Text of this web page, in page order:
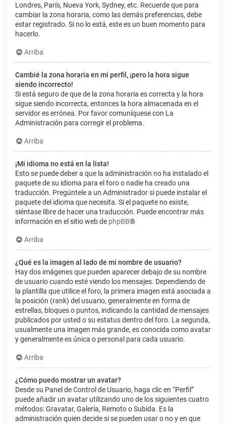
Londres, París, Nueva York, Sydney, etc. Recuerde que para
cambiar la zona horaria, como las demás preferencias, debe
estar registrado. Si no lo está, este es un buen momento para
hacerlo.
Arriba
Cambié la zona horaria en mi perfil, ¡pero la hora sigue
siendo incorrecto!
Si está seguro de que de la zona horaria es correcta y la hora
sigue siendo incorrecta, entonces la hora almacenada en el
servidor es errónea. Por favor comuníquese con La
Administración para corregir el problema.
Arriba
¡Mi idioma no está en la lista!
Esto se puede deber a que la administración no ha instalado el
paquete de su idioma para el foro o nadie ha creado una
traducción. Pregúntele a un Administrador si puede instalar el
paquete del idioma que necesita. Si el paquete no existe,
siéntase libre de hacer una traducción. Puede encontrar más
información en el sitio web de phpBB®
Arriba
¿Qué es la imagen al lado de mi nombre de usuario?
Hay dos imágenes que pueden aparecer debajo de su nombre
de usuario cuando esté viendo los mensajes. Dependiendo de
la plantilla que utilice el foro, la primera imagen está asociada a
la posición (rank) del usuario, generalmente en forma de
estrellas, bloques o puntos, indicando la cantidad de mensajes
publicados por usted o su estatus dentro del foro. La segunda,
usualmente una imagen más grande, es conocida como avatar
y generalmente es única o personal para cada usuario.
Arriba
¿Cómo puedo mostrar un avatar?
Desde su Panel de Control de Usuario, haga clic en “Perfil”
puede añadir un avatar utilizando uno de los siguientes cuatro
métodos: Gravatar, Galería, Remoto o Subida. Es la
administración quien decide si se pueden usar o no y en que